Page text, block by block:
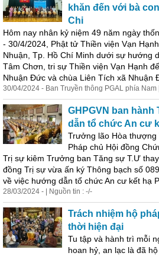
khăn đến với bà
Chi
Hôm nay nhân kỷ niệm 49 năm ngày
- 30/4/2024, Phật tử Thiền viện Vạn
Nhuận, Tp. Hồ Chí Minh dưới sự hướng
Tâm Chơn, tri sự Thiền viện Vạn Hạnh
Nhuận Đức và chùa Liên Tích xã Nhuận
30/04/2024 - Ban Truyền thông PGAL phía Nam
GHPGVN ban
dẫn tổ chức An cư
Trưởng lão Hòa
Pháp chủ Hội đồng
Trị sự kiêm Trưởng ban Tăng sự T.Ư
đồng Trị sự vừa ấn ký Thông bạch số
về việc hướng dẫn tổ chức An cư kết hạ
28/03/2024 - | Nguồn tin : -/-
Trách nhiệm hộ
thời hiện đại
Tu tập và hành trì mỗi
hoan hỷ, an lạc là đã